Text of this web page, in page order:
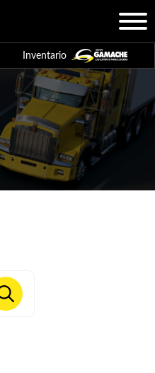
Inventario